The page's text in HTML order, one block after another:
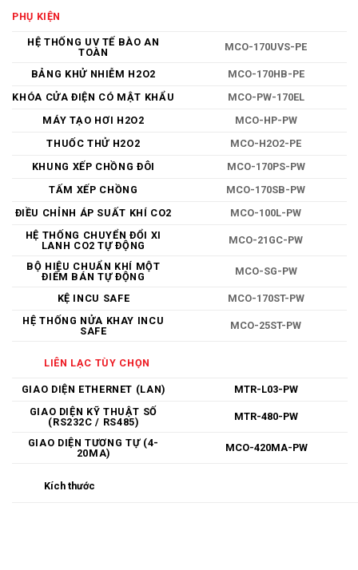
PHỤ KIỆN
HỆ THỐNG UV TẾ BÀO AN
TOÀN
MCO-170UVS-PE
BẢNG KHỬ NHIỄM H2O2
MCO-170HB-PE
KHÓA CỬA ĐIỆN CÓ MẬT KHẨU
MCO-PW-170EL
MÁY TẠO HƠI H2O2
MCO-HP-PW
THUỐC THỬ H2O2
MCO-H2O2-PE
KHUNG XẾP CHỒNG ĐÔI
MCO-170PS-PW
TẤM XẾP CHỒNG
MCO-170SB-PW
ĐIỀU CHỈNH ÁP SUẤT KHÍ CO2
MCO-100L-PW
HỆ THỐNG CHUYỂN ĐỔI XI
LANH CO2 TỰ ĐỘNG
MCO-21GC-PW
BỘ HIỆU CHUẨN KHÍ MỘT
ĐIỂM BÁN TỰ ĐỘNG
MCO-SG-PW
KỆ INCU SAFE
MCO-170ST-PW
HỆ THỐNG NỬA KHAY INCU
SAFE
MCO-25ST-PW
LIÊN LẠC TÙY CHỌN
GIAO DIỆN ETHERNET (LAN)
MTR-L03-PW
GIAO DIỆN KỸ THUẬT SỐ
(RS232C / RS485)
MTR-480-PW
GIAO DIỆN TƯƠNG TỰ (4-
20MA)
MCO-420MA-PW
Kích thước